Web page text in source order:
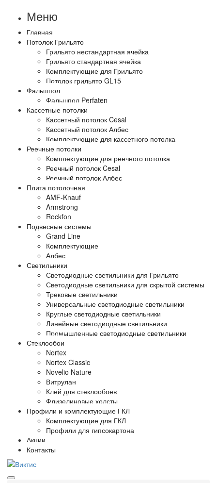
Меню
Главная
Потолок Грильято
Грильято нестандартная ячейка
Грильято стандартная ячейка
Комплектующие для Грильято
Потолок грильято GL15
Фальшпол
Фальшпол Perfaten
Кассетные потолки
Кассетный потолок Cesal
Кассетный потолок Албес
Комплектующие для кассетного потолка
Реечные потолки
Комплектующие для реечного потолка
Реечный потолок Cesal
Реечный потолок Албес
Плита потолочная
AMF-Knauf
Armstrong
Rockfon
Подвесные системы
Grand Line
Комплектующие
Албес
Светильники
Светодиодные светильники для Грильято
Светодиодные светильники для скрытой системы
Трековые светильники
Универсальные светодиодные светильники
Круглые светодиодные светильники
Линейные светодиодные светильники
Промышленные светодиодные светильники
Стеклообои
Nortex
Nortex Classic
Novelio Nature
Витрулан
Клей для стеклообоев
Флизелиновые холсты
Профили и комплектующие ГКЛ
Комплектующие для ГКЛ
Профили для гипсокартона
Акции
Контакты